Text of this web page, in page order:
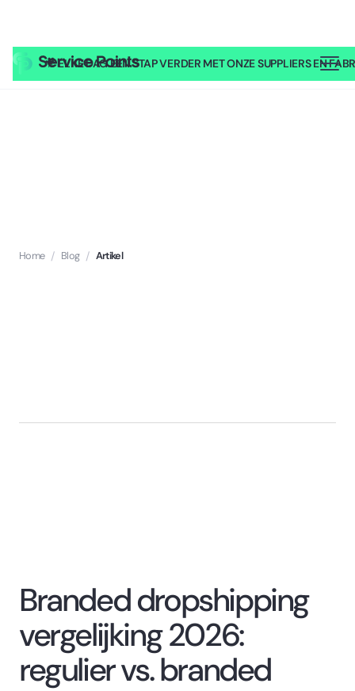
🎥ELKE DAG EEN STAP VERDER MET ONZE SUPPLIERS EN
Home / Blog / Artikel
Branded dropshipping
vergelijking 2026:
regulier vs. branded